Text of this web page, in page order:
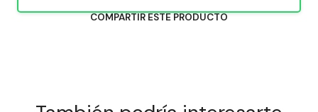
COMPARTIR ESTE PRODUCTO